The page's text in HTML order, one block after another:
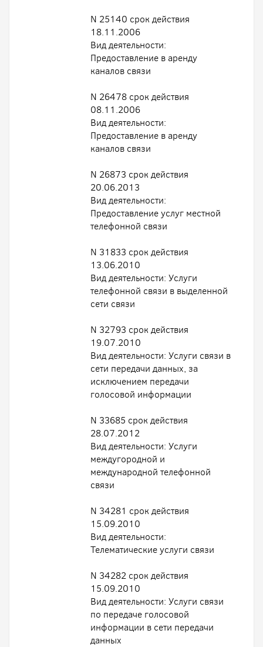
N 25140 срок действия
18.11.2006
Вид деятельности:
Предоставление в аренду
каналов связи
N 26478 срок действия
08.11.2006
Вид деятельности:
Предоставление в аренду
каналов связи
N 26873 срок действия
20.06.2013
Вид деятельности:
Предоставление услуг местной
телефонной связи
N 31833 срок действия
13.06.2010
Вид деятельности: Услуги
телефонной связи в выделенной
сети связи
N 32793 срок действия
19.07.2010
Вид деятельности: Услуги связи в
сети передачи данных, за
исключением передачи
голосовой информации
N 33685 срок действия
28.07.2012
Вид деятельности: Услуги
междугородной и
международной телефонной
связи
N 34281 срок действия
15.09.2010
Вид деятельности:
Телематические услуги связи
N 34282 срок действия
15.09.2010
Вид деятельности: Услуги связи
по передаче голосовой
информации в сети передачи
данных